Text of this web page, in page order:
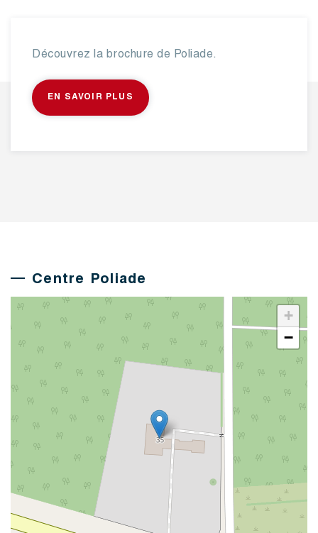
Découvrez la brochure de Poliade.
EN SAVOIR PLUS
Centre Poliade
+
−